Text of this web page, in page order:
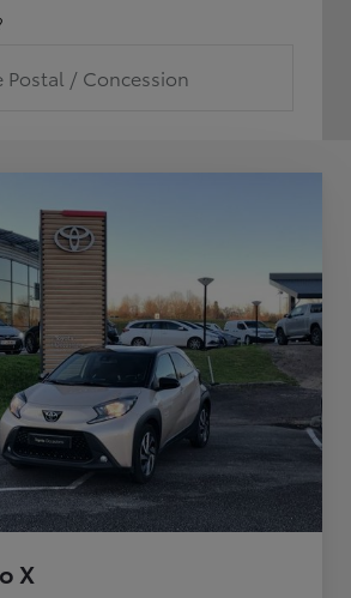
Postal / Concession
X